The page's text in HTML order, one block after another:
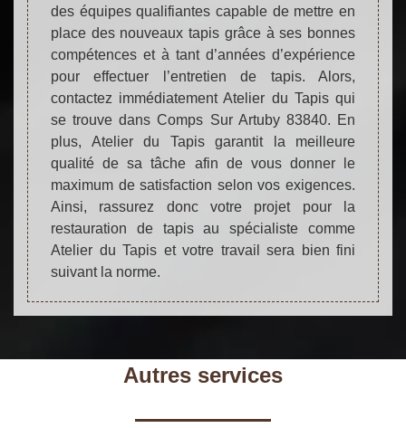
des équipes qualifiantes capable de mettre en
place des nouveaux tapis grâce à ses bonnes
compétences et à tant d’années d’expérience
pour effectuer l’entretien de tapis. Alors,
contactez immédiatement Atelier du Tapis qui
se trouve dans Comps Sur Artuby 83840. En
plus, Atelier du Tapis garantit la meilleure
qualité de sa tâche afin de vous donner le
maximum de satisfaction selon vos exigences.
Ainsi, rassurez donc votre projet pour la
restauration de tapis au spécialiste comme
Atelier du Tapis et votre travail sera bien fini
suivant la norme.
Autres services